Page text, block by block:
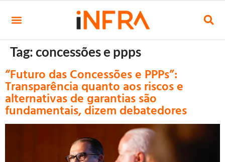
Tag:concessões e ppps
“Futuro das Concessões e PPPs”:
Transparência quanto aos riscos e
alternativas de garantias são
fundamentais, dizem debatedores